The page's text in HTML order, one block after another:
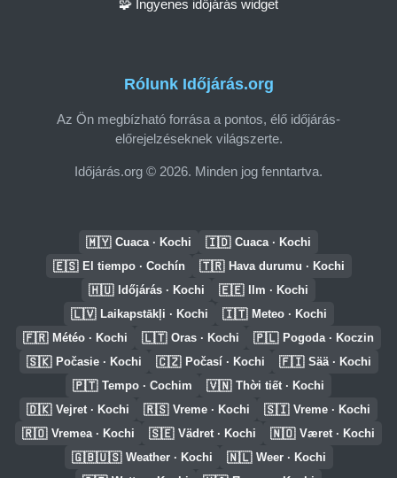
Rólunk Időjárás.org
Az Ön megbízható forrása a pontos, élő időjárás-
előrejelzéseknek világszerte.
Időjárás.org © 2026. Minden jog fenntartva.
🧩 Ingyenes időjárás widget
🇲🇾 Cuaca · Kochi 🇮🇩 Cuaca · Kochi
🇪🇸 El tiempo · Cochín 🇹🇷 Hava durumu · Kochi
🇭🇺 Időjárás · Kochi 🇪🇪 Ilm · Kochi
🇱🇻 Laikapstākļi · Kochi 🇮🇹 Meteo · Kochi
🇫🇷 Météo · Kochi 🇱🇹 Oras · Kochi 🇵🇱 Pogoda · Koczin
🇸🇰 Počasie · Kochi 🇨🇿 Počasí · Kochi 🇫🇮 Sää · Kochi
🇵🇹 Tempo · Cochim 🇻🇳 Thời tiết · Kochi
🇩🇰 Vejret · Kochi 🇷🇸 Vreme · Kochi 🇸🇮 Vreme · Kochi
🇷🇴 Vremea · Kochi 🇸🇪 Vädret · Kochi 🇳🇴 Været · Kochi
🇬🇧🇺🇸 Weather · Kochi 🇳🇱 Weer · Kochi